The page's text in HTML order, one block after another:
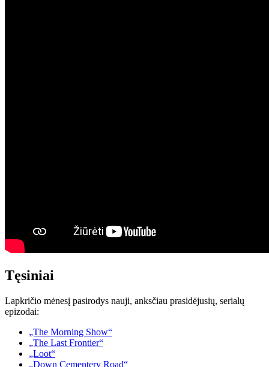
Tęsiniai
Lapkričio mėnesį pasirodys nauji, anksčiau prasidėjusių, serialų
epizodai:
„The Morning Show“
„The Last Frontier“
„Loot“
„Down Cementery Road“